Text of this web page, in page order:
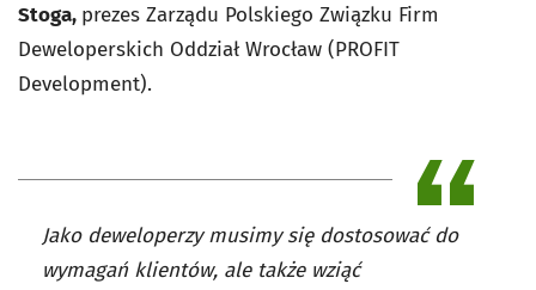
Stoga, prezes Zarządu Polskiego Związku Firm
Deweloperskich Oddział Wrocław (PROFIT
Development).
Jako deweloperzy musimy się dostosować do
wymagań klientów, ale także wziąć